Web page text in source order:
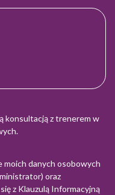
konsultacją z trenerem w
moich danych osobowych
oraz
z Klauzulą Informacyjną